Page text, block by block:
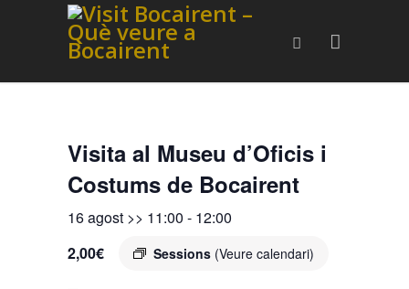
Visita al Museu d’Oficis i
Costums de Bocairent
16 agost >> 11:00 - 12:00
Sessions (Veure calendari)
2,00€